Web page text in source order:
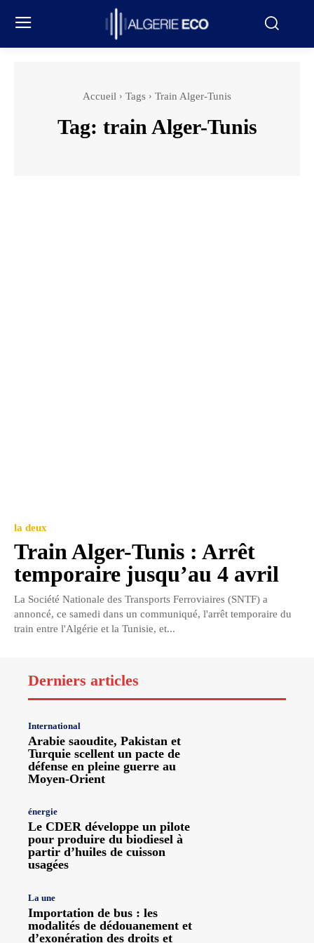
Accueil Tags Train Alger-Tunis
Tag: train Alger-Tunis
la deux
Train Alger-Tunis : Arrêt
temporaire jusqu’au 4 avril
La Société Nationale des Transports Ferroviaires (SNTF) a
annoncé, ce samedi dans un communiqué, l'arrêt temporaire du
train entre l'Algérie et la Tunisie, et...
Derniers articles
International
Arabie saoudite, Pakistan et
Turquie scellent un pacte de
défense en pleine guerre au
Moyen-Orient
énergie
Le CDER développe un pilote
pour produire du biodiesel à
partir d’huiles de cuisson
usagées
La une
Importation de bus : les
modalités de dédouanement et
d’exonération des droits et